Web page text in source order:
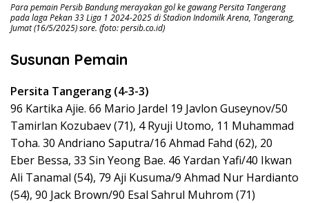
Para pemain Persib Bandung merayakan gol ke gawang Persita Tangerang
pada laga Pekan 33 Liga 1 2024-2025 di Stadion Indomilk Arena, Tangerang,
Jumat (16/5/2025) sore. (foto: persib.co.id)
Susunan Pemain
Persita Tangerang (4-3-3)
96 Kartika Ajie. 66 Mario Jardel 19 Javlon Guseynov/50
Tamirlan Kozubaev (71), 4 Ryuji Utomo, 11 Muhammad
Toha. 30 Andriano Saputra/16 Ahmad Fahd (62), 20
Eber Bessa, 33 Sin Yeong Bae. 46 Yardan Yafi/40 Ikwan
Ali Tanamal (54), 79 Aji Kusuma/9 Ahmad Nur Hardianto
(54), 90 Jack Brown/90 Esal Sahrul Muhrom (71)